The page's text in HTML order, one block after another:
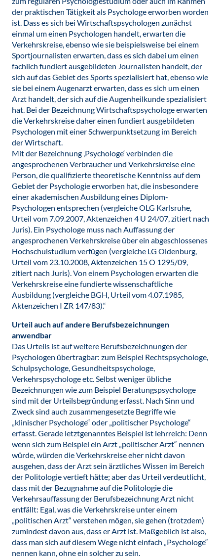
der praktischen Tätigkeit als Psychologe erworben worden
ist. Dass es sich bei Wirtschaftspsychologen zunächst
einmal um einen Psychologen handelt, erwarten die
Verkehrskreise, ebenso wie sie beispielsweise bei einem
Sportjournalisten erwarten, dass es sich dabei um einen
fachlich fundiert ausgebildeten Journalisten handelt, der
sich auf das Gebiet des Sports spezialisiert hat, ebenso wie
sie bei einem Augenarzt erwarten, dass es sich um einen
Arzt handelt, der sich auf die Augenheilkunde spezialisiert
hat. Bei der Bezeichnung Wirtschaftspsychologe erwarten
die Verkehrskreise daher einen fundiert ausgebildeten
Psychologen mit einer Schwerpunktsetzung im Bereich
der Wirtschaft.
Mit der Bezeichnung ‚Psychologe‘ verbinden die
angesprochenen Verbraucher und Verkehrskreise eine
Person, die qualifizierte theoretische Kenntniss auf dem
Gebiet der Psychologie erworben hat, die insbesondere
einer akademischen Ausbildung eines Diplom-
Psychologen entsprechen (vergleiche OLG Karlsruhe,
Urteil vom 7.09.2007, Aktenzeichen 4 U 24/07, zitiert nach
Juris). Ein Psychologe muss nach Auffassung der
angesprochenen Verkehrskreise über ein abgeschlossenes
Hochschulstudium verfügen (vergleiche LG Oldenburg,
Urteil vom 23.10.2008, Aktenzeichen 15 O 1295/09,
zitiert nach Juris). Von einem Psychologen erwarten die
Verkehrskreise eine fundierte wissenschaftliche
Ausbildung (vergleiche BGH, Urteil vom 4.07.1985,
Aktenzeichen I ZR 147/83).“
Urteil auch auf andere Berufsbezeichnungen
anwendbar
Das Urteils ist auf weitere Berufsbezeichnungen der
Psychologen übertragbar: zum Beispiel Rechtspsychologe,
Schulpsychologe, Gesundheitspsychologe,
Verkehrspsychologe etc. Selbst weniger übliche
Bezeichnungen wie zum Beispiel Beratungspsychologe
sind mit der Urteilsbegründung erfasst. Nach Sinn und
Zweck sind auch zusammengesetzte Begriffe wie
„klinischer Psychologe“ oder „politischer Psychologe“
erfasst. Gerade letztgenanntes Beispiel ist lehrreich: Denn
wenn sich zum Beispiel ein Arzt „politischer Arzt“ nennen
würde, würden die Verkehrskreise eher nicht davon
ausgehen, dass der Arzt sein ärztliches Wissen im Bereich
der Politologie vertieft hätte; aber das Urteil verdeutlicht,
dass mit der Bezugnahme auf die Politologie die
Verkehrsauffassung der Berufsbezeichnung Arzt nicht
entfällt: Egal, was die Verkehrskreise unter einem
„politischen Arzt“ verstehen mögen, sie gehen (trotzdem)
zumindest davon aus, dass er Arzt ist. Maßgeblich ist also,
dass man sich auf diesem Wege nicht einfach „Psychologe“
nennen kann, ohne ein solcher zu sein.